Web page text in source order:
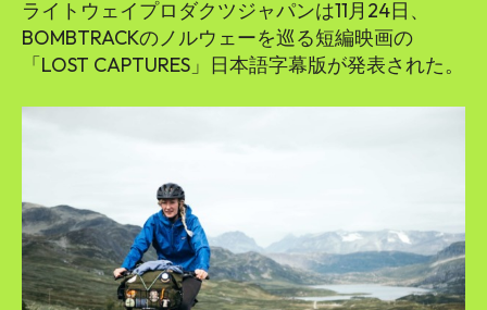
ライトウェイプロダクツジャパンは11月24日、
BOMBTRACKのノルウェーを巡る短編映画の
「LOST CAPTURES」日本語字幕版が発表された。